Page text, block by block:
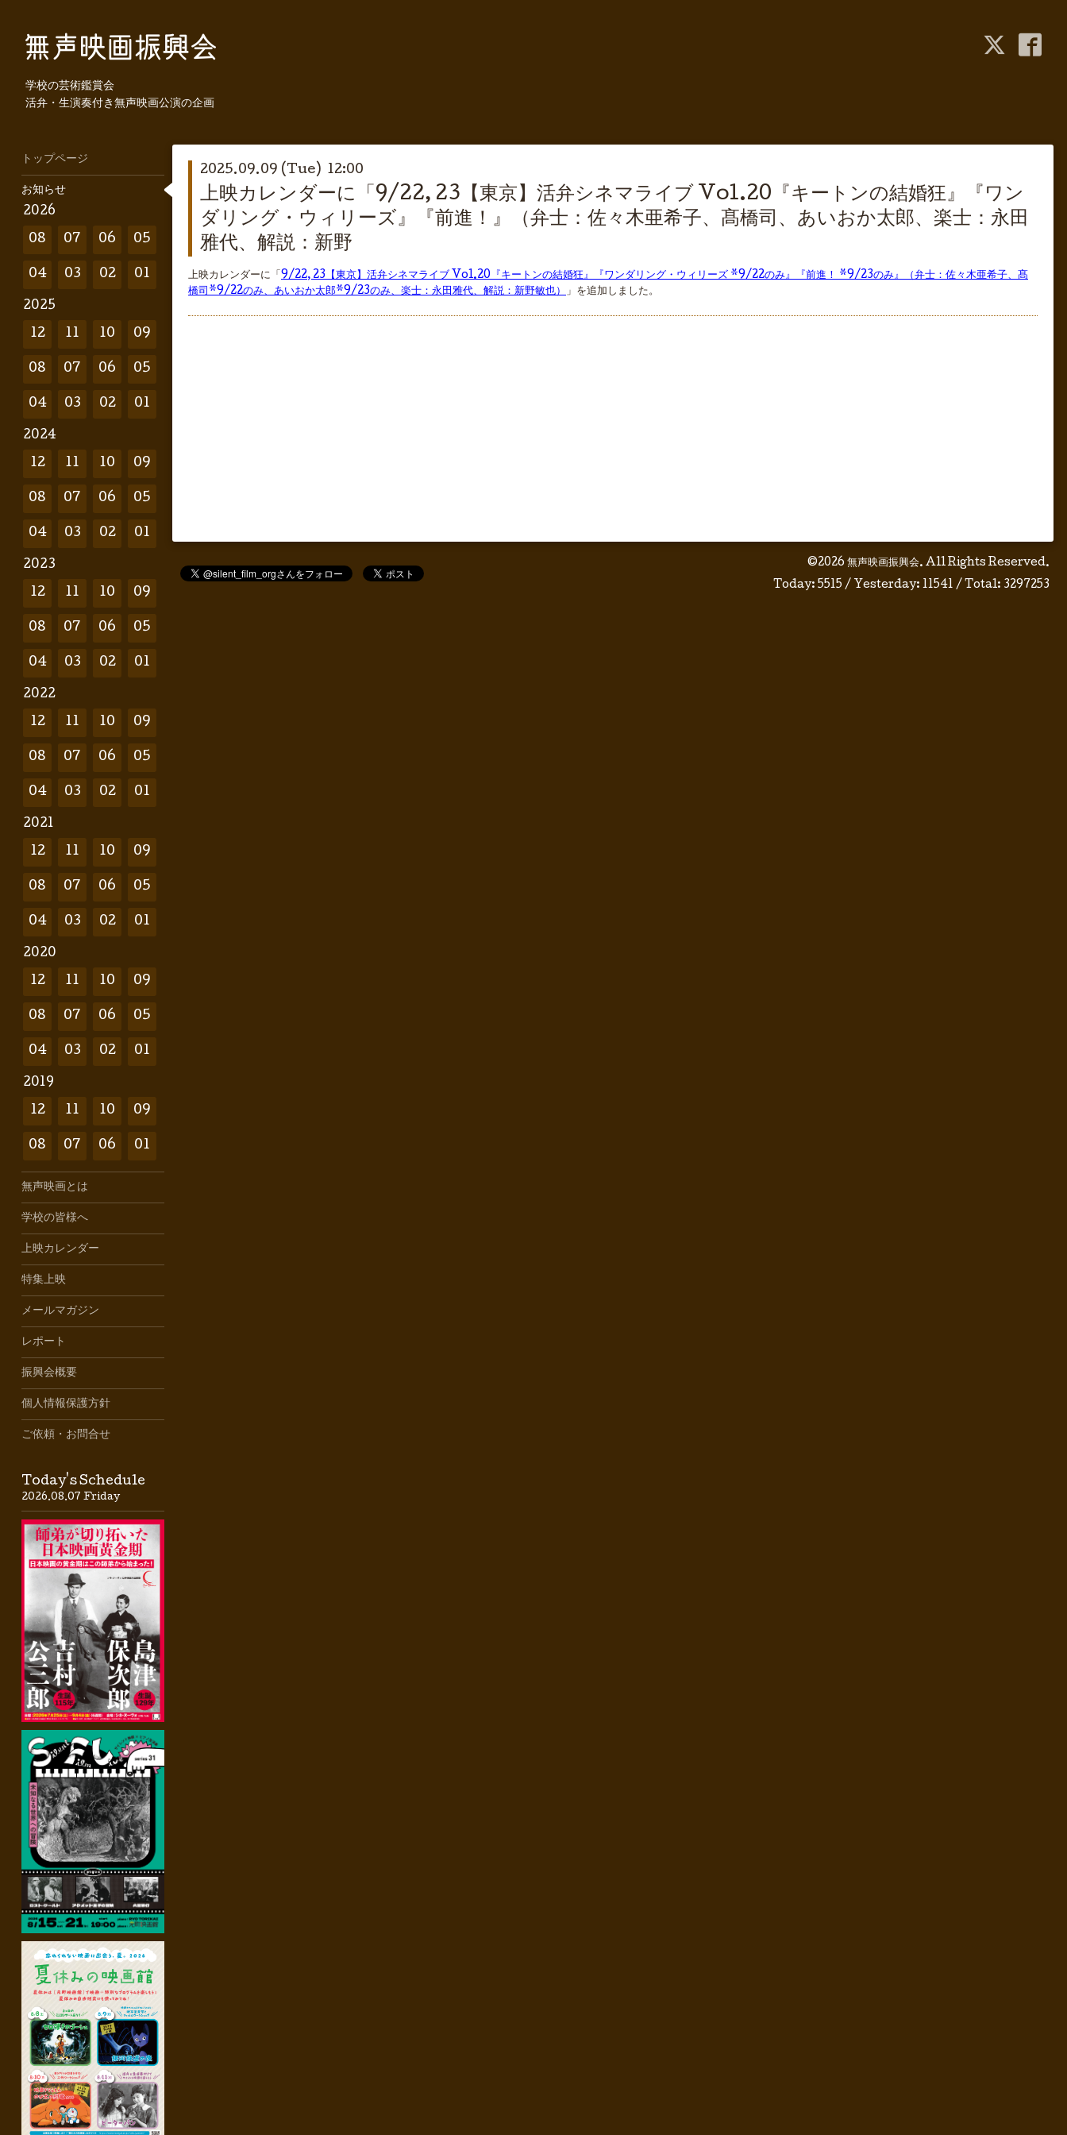
学校の芸術鑑賞会
活弁・生演奏付き無声映画公演の企画
2025.09.09 (Tue) 12:00
上映カレンダーに「9/22, 23【東京】活弁シネマライブ Vol.20『キートンの結婚狂』『ワン
ダリング・ウィリーズ』『前進！』（弁士：佐々木亜希子、髙橋司、あいおか太郎、楽士：永田
雅代、解説：新野
上映カレンダーに「 9/22, 23【東京】活弁シネマライブ Vol.20『キートンの結婚狂』『ワンダリング・ウィリーズ *9/22のみ』『前進！ *9/23のみ』（弁士：佐々木亜希子、髙
橋司*9/22のみ、あいおか太郎*9/23のみ、楽士：永田雅代、解説：新野敏也） 」を追加しました。
©2026 無声映画振興会. All Rights Reserved.
Today: 5515 / Yesterday: 11541 / Total: 3297253
トップページ
お知らせ
2026
08 07 06 05
04 03 02 01
2025
12 11 10 09
08 07 06 05
04 03 02 01
2024
12 11 10 09
08 07 06 05
04 03 02 01
2023
12 11 10 09
08 07 06 05
04 03 02 01
2022
12 11 10 09
08 07 06 05
04 03 02 01
2021
12 11 10 09
08 07 06 05
04 03 02 01
2020
12 11 10 09
08 07 06 05
04 03 02 01
2019
12 11 10 09
08 07 06 01
無声映画とは
学校の皆様へ
上映カレンダー
特集上映
メールマガジン
レポート
振興会概要
個人情報保護方針
ご依頼・お問合せ
Today's Schedule
2026.08.07 Friday